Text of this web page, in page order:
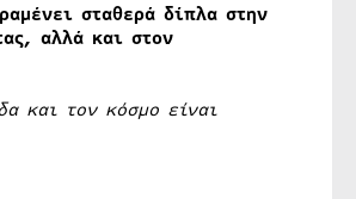
σταθερά δίπλα στην
αλλά και στον
και τον κόσμο είναι